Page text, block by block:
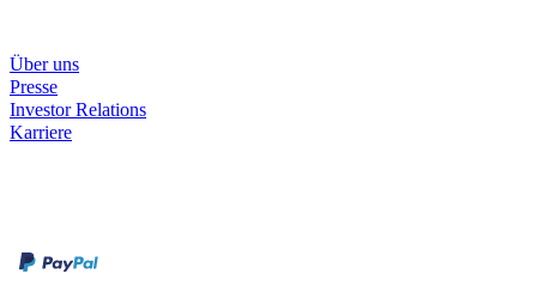
Über uns
Presse
Investor Relations
Karriere